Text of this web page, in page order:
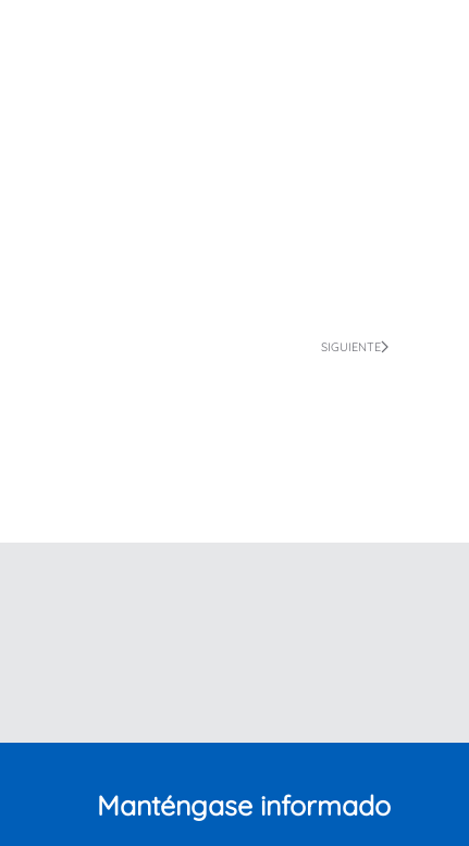
SIGUIENTE
Manténgase informado